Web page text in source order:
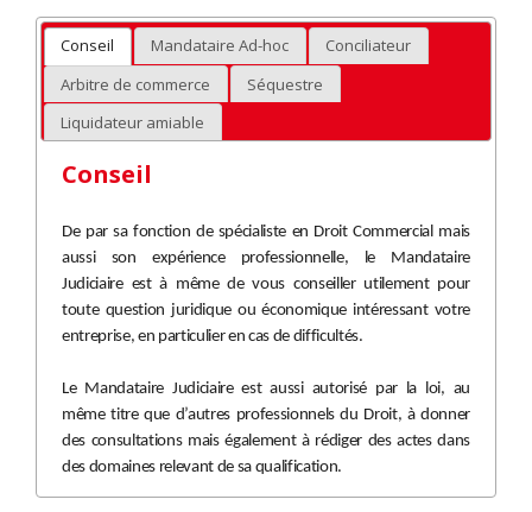
Conseil Mandataire Ad-hoc
Conciliateur
Arbitre de commerce
Séquestre
Liquidateur amiable
Conseil
De par sa fonction de spécialiste en Droit Commercial mais
aussi son expérience professionnelle, le Mandataire
Judiciaire est à même de vous conseiller utilement pour
toute question juridique ou économique intéressant votre
entreprise, en particulier en cas de difficultés.
Le Mandataire Judiciaire est aussi autorisé par la loi, au
même titre que d’autres professionnels du Droit, à donner
des consultations mais également à rédiger des actes dans
des domaines relevant de sa qualification.